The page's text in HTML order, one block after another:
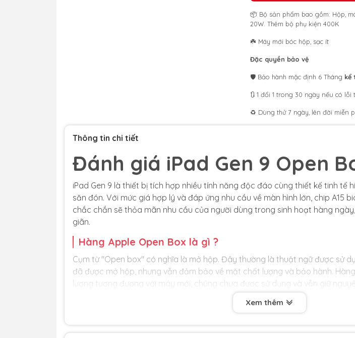
📦 Bộ sản phẩm bao gồm: Hộp,
20W. Thêm bộ phụ kiện 400K
☘️ Máy mới bóc hộp, sạc ít
Đặc quyền bảo vệ
🛡️ Bảo hành mặc định 6 Tháng kể
🔃 1 đổi 1 trong 30 ngày nếu có lỗi
♻️ Dùng thử 7 ngày, lên đời miễn
Thông tin chi tiết
Đánh giá iPad Gen 9 Open
iPad Gen 9 là thiết bị tích hợp nhiều tính năng độc đáo cùng thiết kế tinh tế
săn đón. Với mức giá hợp lý và đáp ứng nhu cầu về màn hình lớn, chip A15
chắc chắn sẽ thỏa mãn nhu cầu của người dùng trong sinh hoạt hàng
giãn.
Hàng Apple Open Box là gì ?
Cụm từ "Open box" có nghĩa là mở hộp. Đây thường là thuật ngữ được sử
đã được mở hộp, nhưng vẫn đảm bảo về mặt chất lượng và bảo hành.
lượng tương đương với máy mới, chúng chưa được sử dụng và vẫn giữ
có seal bị bóc ra. Thường thì các sản phẩm Open Box được nhập từ Mỹ và
rất hấp dẫn so với máy mới. So với các sản phẩm khác trên thị trường, giá
Xem thêm